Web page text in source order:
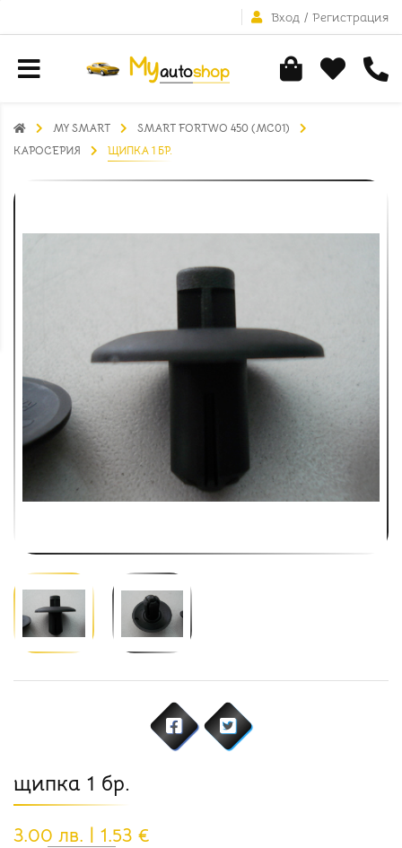
Вход / Регистрация
MY SMART
SMART FORTWO 450 (MC01)
КАРОСЕРИЯ
ЩИПКА 1 БР.
щипка 1 бр.
3.00 лв. | 1.53 €